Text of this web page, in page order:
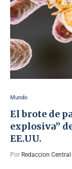
Mundo
El brote de
explosiva”
EE.UU.
Por Redaccion Central